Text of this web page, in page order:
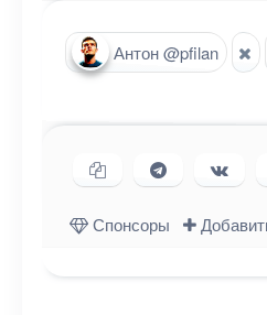
Антон @pfilan
Копировать ссылку
Поделиться
Спонсоры